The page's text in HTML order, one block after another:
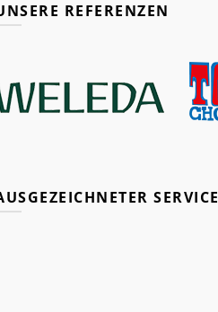
REFERENZEN
SERVICE